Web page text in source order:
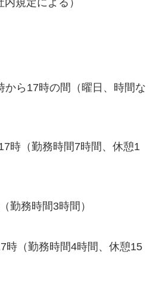
から17時の間（曜日、時間な
時（勤務時間7時間、休憩1
勤務時間3時間）
（勤務時間4時間、休憩15